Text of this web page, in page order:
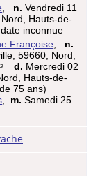
n. Vendredi 11
Hauts-de-
inconnue
Françoise
n.
59660, Nord,
d. Mercredi 02
Hauts-de-
75 ans)
m. Samedi 25